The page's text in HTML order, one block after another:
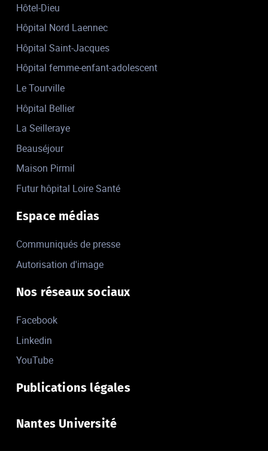
Hôtel-Dieu
Hôpital Nord Laennec
Hôpital Saint-Jacques
Hôpital femme-enfant-adolescent
Le Tourville
Hôpital Bellier
La Seilleraye
Beauséjour
Maison Pirmil
Futur hôpital Loire Santé
Espace médias
Communiqués de presse
Autorisation d'image
Nos réseaux sociaux
Facebook
Linkedin
YouTube
Publications légales
Nantes Université